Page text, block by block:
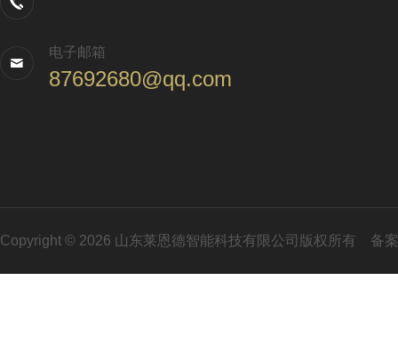
电子邮箱
87692680@qq.com
Copyright © 2026 山东莱恩德智能科技有限公司版权所有 备